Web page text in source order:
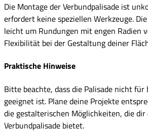
Die Montage der Verbundpalisade ist
erfordert keine speziellen Werkzeuge.
leicht um Rundungen mit engen Radien
Flexibilität bei der Gestaltung deiner
Praktische Hinweise
Bitte beachte, dass die Palisade nicht für
geeignet ist. Plane deine Projekte
die gestalterischen Möglichkeiten, die dir
Verbundpalisade bietet.